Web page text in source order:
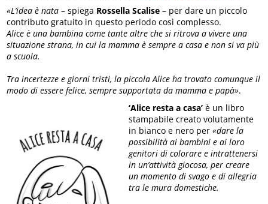
«L’idea è nata – spiega Rossella Scalise – per dare un piccolo
contributo gratuito in questo periodo così complesso.
Alice è una bambina come tante altre che si ritrova a vivere una
situazione strana, in cui la mamma è sempre a casa e non si va più
a scuola.
Tra incertezze e giorni tristi, la piccola Alice ha trovato comunque il
modo di essere felice, sempre supportata da mamma e papà».
‘Alice resta a casa’ è un libro
stampabile creato volutamente
in bianco e nero per«dare la
possibilità ai bambini e ai loro
genitori di colorare e intrattenersi
in un’attività giocosa, per creare
un momento di svago e di allegria
tra le mura domestiche.